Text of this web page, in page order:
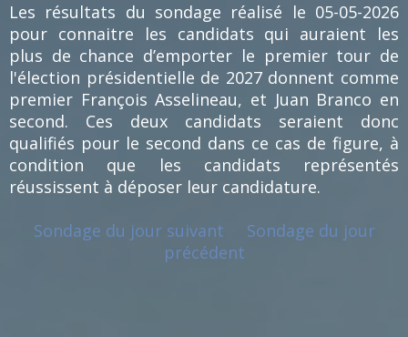
Les résultats du sondage réalisé le 05-05-2026
pour connaitre les candidats qui auraient les
plus de chance d’emporter le premier tour de
l'élection présidentielle de 2027 donnent comme
premier François Asselineau, et Juan Branco en
second. Ces deux candidats seraient donc
qualifiés pour le second dans ce cas de figure, à
condition que les candidats représentés
réussissent à déposer leur candidature.
Sondage du jour suivant
Sondage du jour
précédent